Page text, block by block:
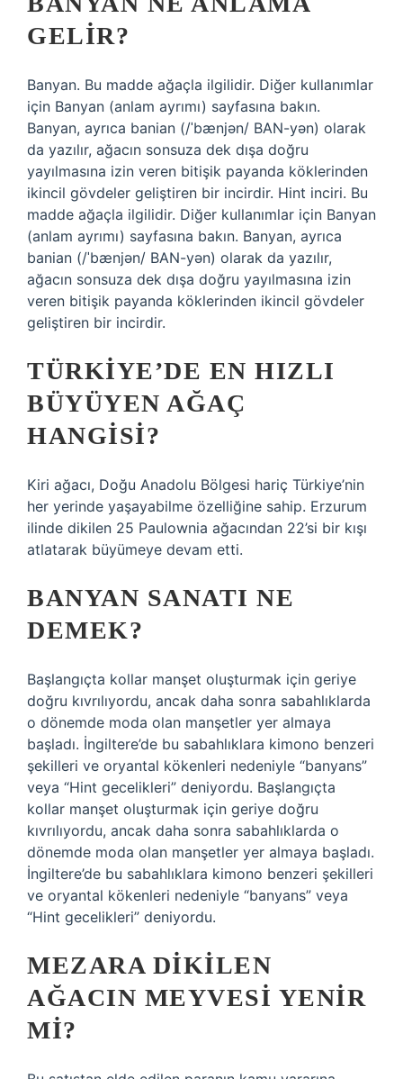
GELIR?
Banyan. Bu madde ağaçla ilgilidir. Diğer kullanımlar
için Banyan (anlam ayrımı) sayfasına bakın.
Banyan, ayrıca banian (/ˈbænjən/ BAN-yən) olarak
da yazılır, ağacın sonsuza dek dışa doğru
yayılmasına izin veren bitişik payanda köklerinden
ikincil gövdeler geliştiren bir incirdir. Hint inciri. Bu
madde ağaçla ilgilidir. Diğer kullanımlar için Banyan
(anlam ayrımı) sayfasına bakın. Banyan, ayrıca
banian (/ˈbænjən/ BAN-yən) olarak da yazılır,
ağacın sonsuza dek dışa doğru yayılmasına izin
veren bitişik payanda köklerinden ikincil gövdeler
geliştiren bir incirdir.
TÜRKIYE’DE EN HIZLI
BÜYÜYEN AĞAÇ
HANGISI?
Kiri ağacı, Doğu Anadolu Bölgesi hariç Türkiye’nin
her yerinde yaşayabilme özelliğine sahip. Erzurum
ilinde dikilen 25 Paulownia ağacından 22’si bir kışı
atlatarak büyümeye devam etti.
BANYAN SANATI NE
DEMEK?
Başlangıçta kollar manşet oluşturmak için geriye
doğru kıvrılıyordu, ancak daha sonra sabahlıklarda
o dönemde moda olan manşetler yer almaya
başladı. İngiltere’de bu sabahlıklara kimono benzeri
şekilleri ve oryantal kökenleri nedeniyle “banyans”
veya “Hint gecelikleri” deniyordu. Başlangıçta
kollar manşet oluşturmak için geriye doğru
kıvrılıyordu, ancak daha sonra sabahlıklarda o
dönemde moda olan manşetler yer almaya başladı.
İngiltere’de bu sabahlıklara kimono benzeri şekilleri
ve oryantal kökenleri nedeniyle “banyans” veya
“Hint gecelikleri” deniyordu.
MEZARA DIKILEN
AĞACIN MEYVESI YENIR
MI?